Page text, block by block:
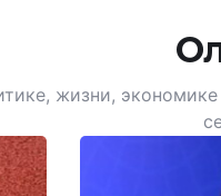
жизни,